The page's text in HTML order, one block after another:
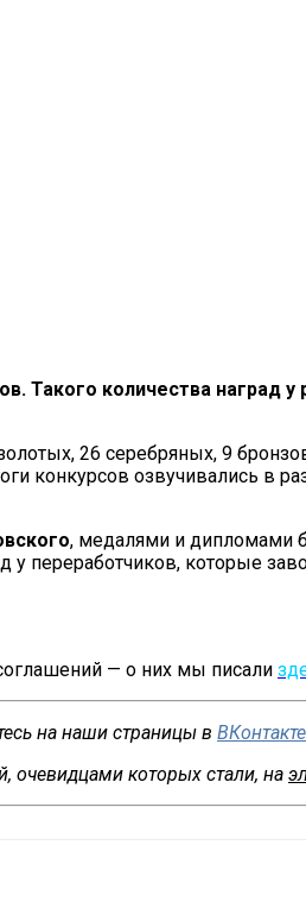
Такого количества наград у
26 серебряных, 9
конкурсов озвучивались в
, медалями и дипломами
у переработчиков, которые
— о них мы писали
на наши страницы в ВКонтакте
очевидцами которых стали, на